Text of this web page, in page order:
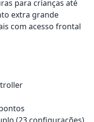
para crianças até
extra grande
com acesso frontal